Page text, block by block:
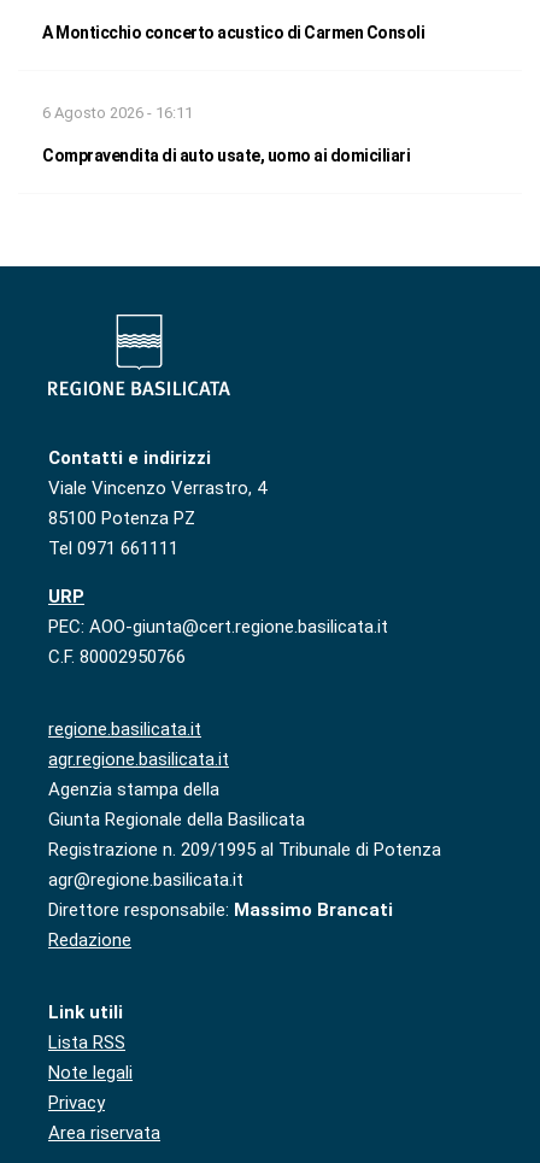
A Monticchio concerto acustico di Carmen Consoli
6 Agosto 2026 - 16:11
Compravendita di auto usate, uomo ai domiciliari
Contatti e indirizzi
Viale Vincenzo Verrastro, 4
85100 Potenza PZ
Tel 0971 661111
URP
PEC: AOO-giunta@cert.regione.basilicata.it
C.F. 80002950766
regione.basilicata.it
agr.regione.basilicata.it
Agenzia stampa della
Giunta Regionale della Basilicata
Registrazione n. 209/1995 al Tribunale di Potenza
agr@regione.basilicata.it
Direttore responsabile: Massimo Brancati
Redazione
Link utili
Lista RSS
Note legali
Privacy
Area riservata